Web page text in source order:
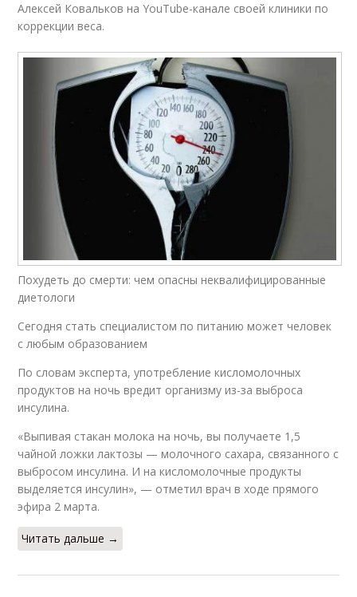
Алексей Ковальков на YouTube-канале своей клиники по
коррекции веса.
Похудеть до смерти: чем опасны неквалифицированные
диетологи
Сегодня стать специалистом по питанию может человек
с любым образованием
По словам эксперта, употребление кисломолочных
продуктов на ночь вредит организму из-за выброса
инсулина.
«Выпивая стакан молока на ночь, вы получаете 1,5
чайной ложки лактозы — молочного сахара, связанного с
выбросом инсулина. И на кисломолочные продукты
выделяется инсулин», — отметил врач в ходе прямого
эфира 2 марта.
Читать дальше →